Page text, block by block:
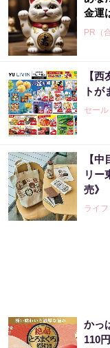
金運
PR（
事
PR（
ア
PR（
【宝
まか
【
トが
セール
【
リー
売》
ライフ
かっ
110